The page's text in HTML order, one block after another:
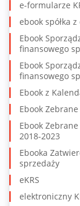
e-formularze
ebook spółka z
Ebook
finansowego
Ebook
finansowego
Ebook z
Ebook
Ebook
2018-2023
Ebooka
sprzedaży
eKRS
elektroniczny